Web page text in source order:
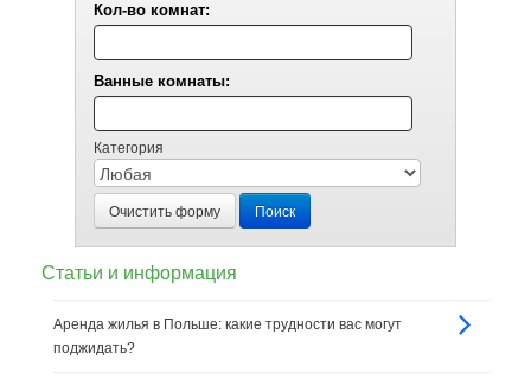
Кол-во комнат:
Ванные комнаты:
Категория
Очистить форму Поиск
Статьи и информация
Аренда жилья в Польше: какие трудности вас могут
поджидать?